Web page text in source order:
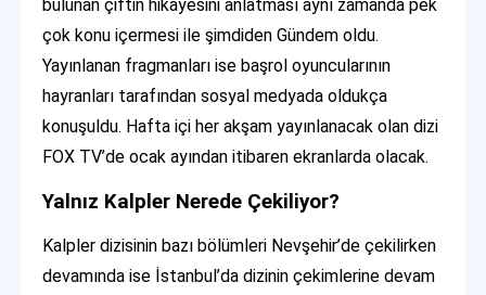
bulunan çiftin hikâyesini anlatması aynı zamanda pek
çok konu içermesi ile şimdiden Gündem oldu.
Yayınlanan fragmanları ise başrol oyuncularının
hayranları tarafından sosyal medyada oldukça
konuşuldu. Hafta içi her akşam yayınlanacak olan dizi
FOX TV’de ocak ayından itibaren ekranlarda olacak.
Yalnız Kalpler Nerede Çekiliyor?
Kalpler dizisinin bazı bölümleri Nevşehir’de çekilirken
devamında ise İstanbul’da dizinin çekimlerine devam